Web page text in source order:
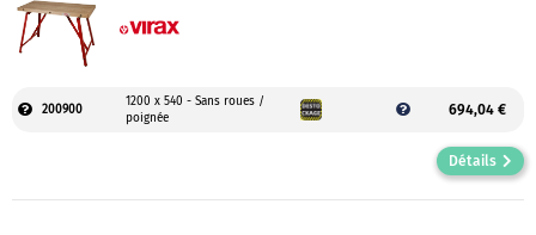
200900
1200 x 540 - Sans roues /
poignée
694,04 €
Détails